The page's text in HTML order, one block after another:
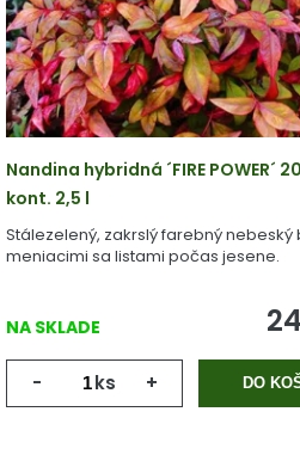
Nandina hybridná ´FIRE POWER´
kont. 2,5 l
Stálezelený, zakrslý farebný nebeský
meniacimi sa listami počas jesene.
NA SKLADE
- ks + DO